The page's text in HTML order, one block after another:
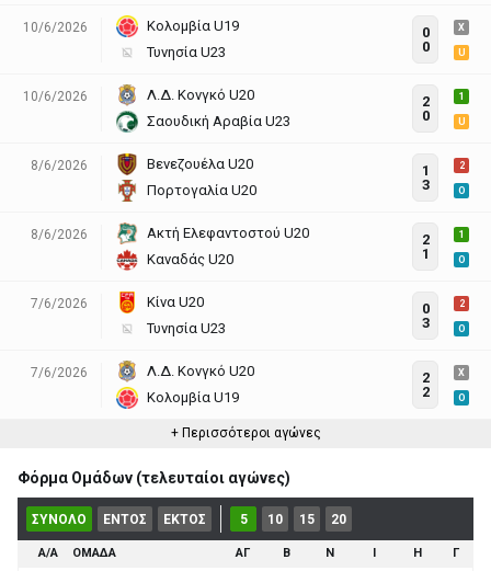
10/6/2026
Κολομβία U19
Τυνησία U23
0
0
X
U
10/6/2026
Λ.Δ. Κονγκό U20
Σαουδική Αραβία U23
2
0
1
U
8/6/2026
Βενεζουέλα U20
Πορτογαλία U20
1
3
2
O
8/6/2026
Ακτή Ελεφαντοστού U20
Καναδάς U20
2
1
1
O
7/6/2026
Κίνα U20
Τυνησία U23
0
3
2
O
7/6/2026
Λ.Δ. Κονγκό U20
Κολομβία U19
2
2
X
O
+ Περισσότεροι αγώνες
Φόρμα Ομάδων (τελευταίοι αγώνες)
ΣΥΝΟΛΟ ΕΝΤΟΣ ΕΚΤΟΣ 5 10 15 20
Α/Α ΟΜΑΔΑ ΑΓ Β Ν Ι Η Γ